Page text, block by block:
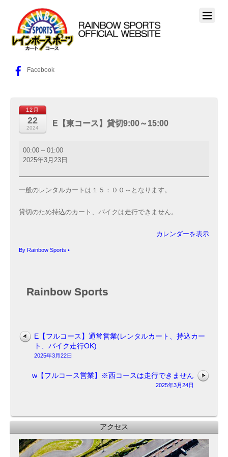
Facebook
12月
22
2024
E【東コース】貸切9:00～15:00
コ
ー
～
00:00 –01:00
2025年3月23日
一般のレンタルカートは１５：００～となります。
貸切のため持込のカート、バイクは走行できません。
カレンダーを表示
By Rainbow Sports •
Rainbow Sports
E【フルコース】通常営業(レンタルカート、持込カー
ト、バイク走行OK)
2025年3月22日
w【フルコース営業】※西コースは走行できません
2025年3月24日
アクセス